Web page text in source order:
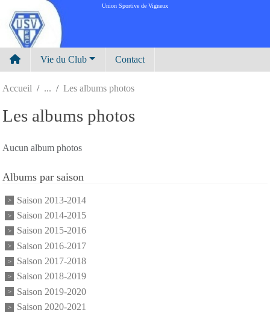
Union Sportive de Vigneux
Vie du Club Contact
Accueil Les albums photos
Les albums photos
Aucun album photos
Albums par saison
Saison 2013-2014
Saison 2014-2015
Saison 2015-2016
Saison 2016-2017
Saison 2017-2018
Saison 2018-2019
Saison 2019-2020
Saison 2020-2021
Panneau de gestion des cookies